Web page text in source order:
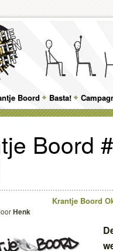
Boord Basta!
Boord
Krantje Boord
Henk